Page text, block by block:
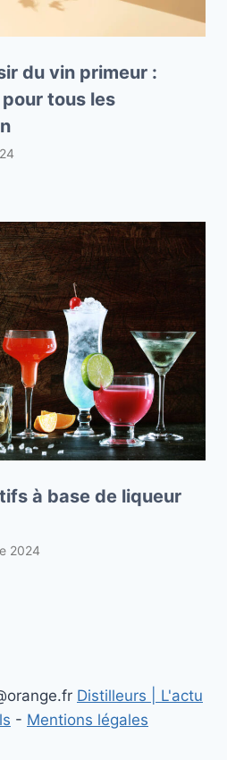
du vin primeur :
tous les
à base de liqueur
2024
Distilleurs | L'actu
- Mentions légales